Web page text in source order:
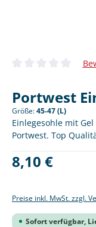
Durchschnittliche
Portwest
Größe:45-47 (L)
Einlegesohle mit
Portwest. Top
Regulärer Preis:
8,10 €
Preise inkl. MwSt. zzgl.
Sofort verfügbar,